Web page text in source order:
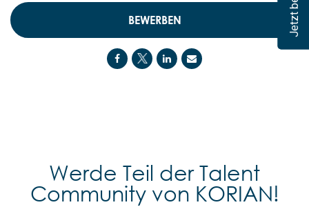
BEWERBEN
Werde Teil der Talent
Community von KORIAN!